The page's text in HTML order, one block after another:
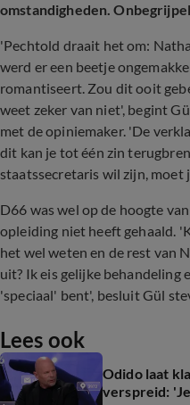
omstandigheden.
'Pechtold draait het om:
werd er een beetje
romantiseert. Zou dit ooit
weet zeker van niet', begint
met de opiniemaker. 'De
dit kan je tot één zin
staatssecretaris wil zijn, moet
D66 was wel op de hoogte
opleiding niet heeft gehaald.
het wel weten en de rest van
uit? Ik eis gelijke behandeling
'speciaal' bent', besluit Gül
Lees ook
Odido laat
verspreid: